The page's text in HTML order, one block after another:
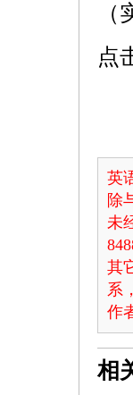
点
英
除
未
其
系
作
相